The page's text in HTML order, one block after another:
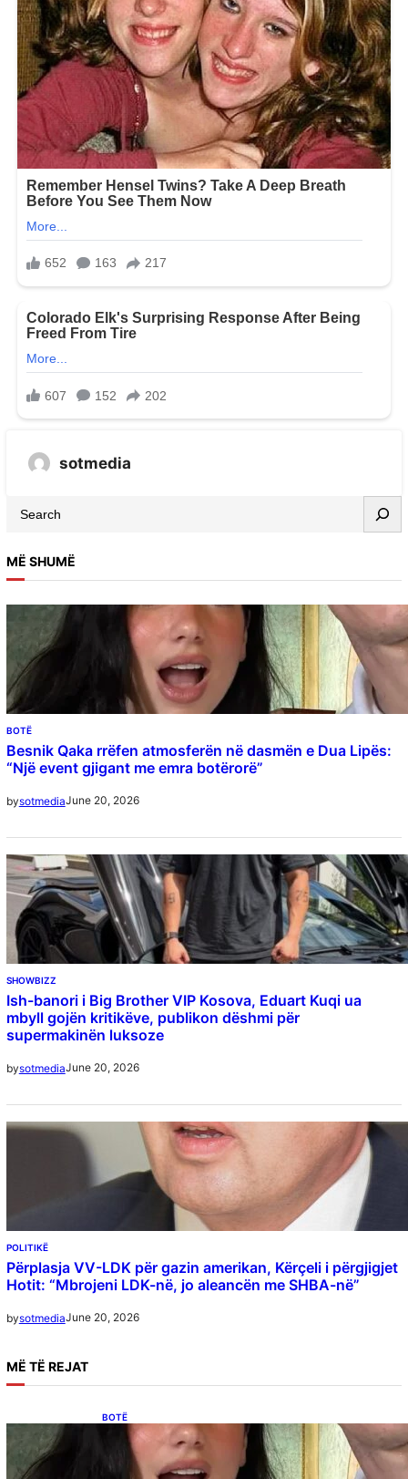
sotmedia
MË SHUMË
BOTË
Besnik Qaka rrëfen atmosferën në dasmën e Dua Lipës:
“Një event gjigant me emra botërorë”
bysotmediaJune 20, 2026
SHOWBIZZ
Ish-banori i Big Brother VIP Kosova, Eduart Kuqi ua
mbyll gojën kritikëve, publikon dëshmi për
supermakinën luksoze
bysotmediaJune 20, 2026
POLITIKË
Përplasja VV-LDK për gazin amerikan, Kërçeli i përgjigjet
Hotit: “Mbrojeni LDK-në, jo aleancën me SHBA-në”
bysotmediaJune 20, 2026
MË TË REJAT
BOTË
Besnik Qaka rrëfen atmosferën në dasmën e
Dua Lipës: “Një event gjigant me emra
botërorë”